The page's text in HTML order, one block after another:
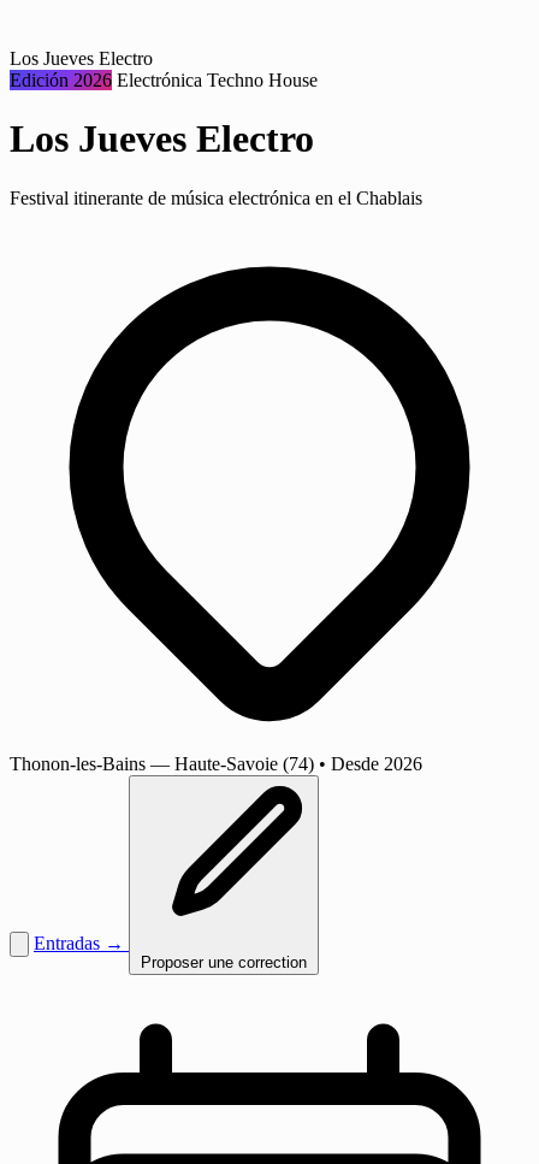
Los Jueves Electro
Edición 2026 Electrónica Techno House
Los Jueves Electro
Festival itinerante de música electrónica en el Chablais
Thonon-les-Bains — Haute-Savoie (74) • Desde 2026
Entradas →
Proposer une correction